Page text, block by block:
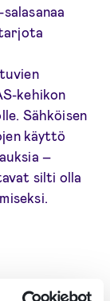
tarjota
kehikon
Sähköisen
käyttö
–
silti olla
vahvaa